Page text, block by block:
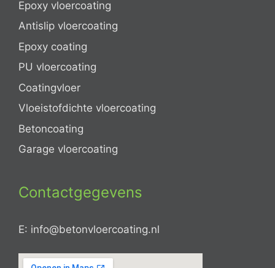
Epoxy vloercoating
Antislip vloercoating
Epoxy coating
PU vloercoating
Coatingvloer
Vloeistofdichte vloercoating
Betoncoating
Garage vloercoating
Contactgegevens
E: info@betonvloercoating.nl